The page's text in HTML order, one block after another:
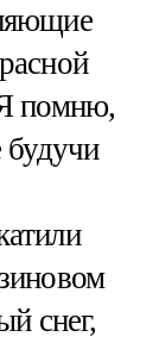
помню,
снег,